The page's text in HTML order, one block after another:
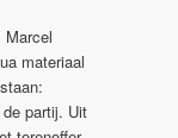
Marcel
materiaal
partij. Uit